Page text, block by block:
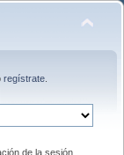
regístrate.
de la sesión